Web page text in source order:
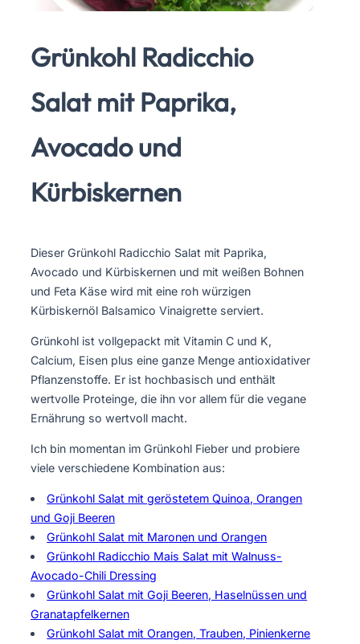
Grünkohl Radicchio
Salat mit Paprika,
Avocado und
Kürbiskernen
Dieser Grünkohl Radicchio Salat mit Paprika,
Avocado und Kürbiskernen und mit weißen Bohnen
und Feta Käse wird mit eine roh würzigen
Kürbiskernöl Balsamico Vinaigrette serviert.
Grünkohl ist vollgepackt mit Vitamin C und K,
Calcium, Eisen plus eine ganze Menge antioxidativer
Pflanzenstoffe. Er ist hochbasisch und enthält
wertvolle Proteinge, die ihn vor allem für die vegane
Ernährung so wertvoll macht.
Ich bin momentan im Grünkohl Fieber und probiere
viele verschiedene Kombination aus:
Grünkohl Salat mit geröstetem Quinoa, Orangen
und Goji Beeren
Grünkohl Salat mit Maronen und Orangen
Grünkohl Radicchio Mais Salat mit Walnuss-
Avocado-Chili Dressing
Grünkohl Salat mit Goji Beeren, Haselnüssen und
Granatapfelkernen
Grünkohl Salat mit Orangen, Trauben, Pinienkerne